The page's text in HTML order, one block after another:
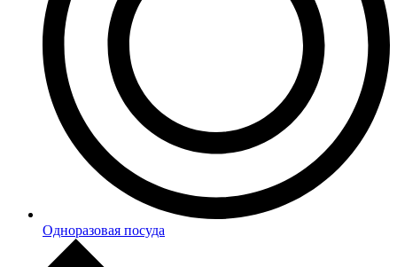
Одноразовая посуда